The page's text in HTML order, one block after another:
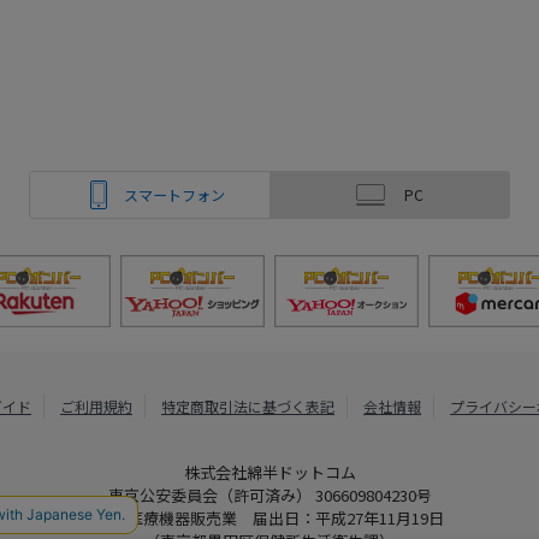
スマートフォン PC
ド ご利用規約 特定商取引法に基づく表記 会社情報 プライバシ
株式会社綿半ドットコム
東京公安委員会（許可済み） 306609804230号
管理医療機器販売業 届出日：平成27年11月19日